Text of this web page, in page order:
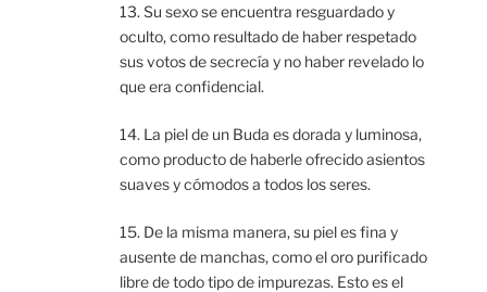
13. Su sexo se encuentra resguardado y
oculto, como resultado de haber respetado
sus votos de secrecía y no haber revelado lo
que era confidencial.
14. La piel de un Buda es dorada y luminosa,
como producto de haberle ofrecido asientos
suaves y cómodos a todos los seres.
15. De la misma manera, su piel es fina y
ausente de manchas, como el oro purificado
libre de todo tipo de impurezas. Esto es el